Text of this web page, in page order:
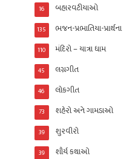
બહારવટીયાઓ
16
ભજન-પ્રભાતિયા-પ્રાર્થના
135
મંદિરો – યાત્રા ધામ
110
લગ્નગીત
45
લોકગીત
46
શહેરો અને ગામડાઓ
73
શુરવીરો
39
શૌર્ય કથાઓ
39